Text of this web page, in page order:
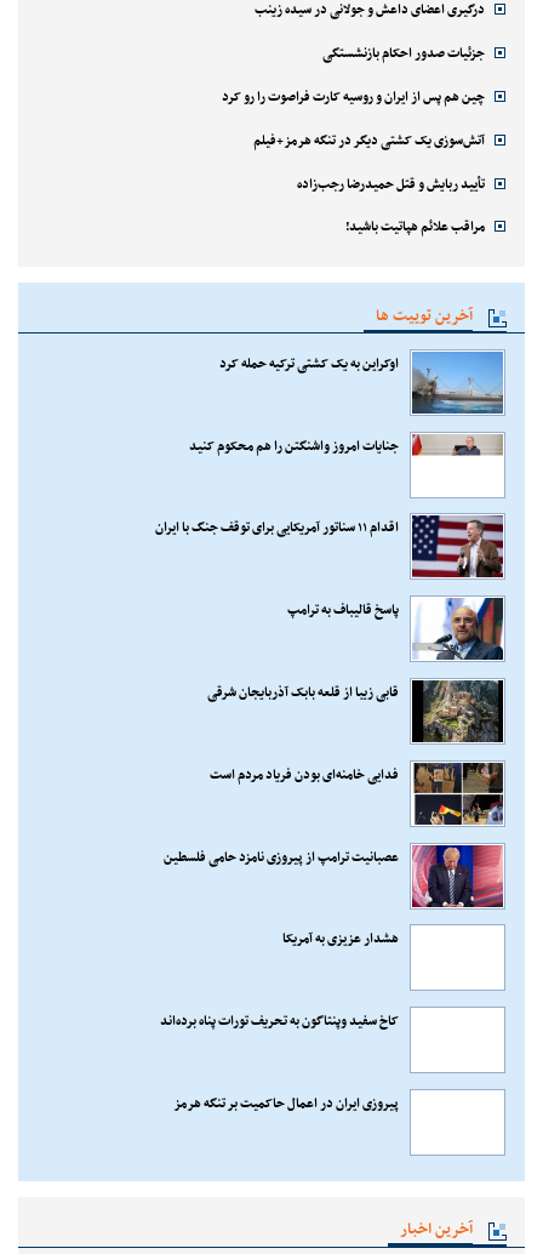
درگیری اعضای داعش و جولانی در سیده زینب
جزئیات صدور احکام بازنشستگی
چین هم پس از ایران و روسیه کارت فراصوت را رو کرد
آتش‌سوزی یک کشتی دیگر در تنگه هرمز+فیلم
تأیید ربایش و قتل حمیدرضا رجب‌زاده
مراقب علائم هپاتیت باشید!
آخرین توییت ها
اوکراین به یک کشتی ترکیه حمله کرد
جنایات امروز واشنگتن را هم محکوم کنید
اقدام ۱۱ سناتور آمریکایی برای توقف جنگ با ایران
پاسخ قالیباف به ترامپ
قابی زیبا از قلعه بابک آذربایجان شرقی
فدایی خامنه‌ای بودن فریاد مردم است
عصبانیت ترامپ از پیروزی نامزد حامی فلسطین
هشدار عزیزی به آمریکا
کاخ سفید وپنتاگون به تحریف تورات پناه برده‌اند
پیروزی ایران در اعمال حاکمیت بر تنگه هرمز
آخرین اخبار